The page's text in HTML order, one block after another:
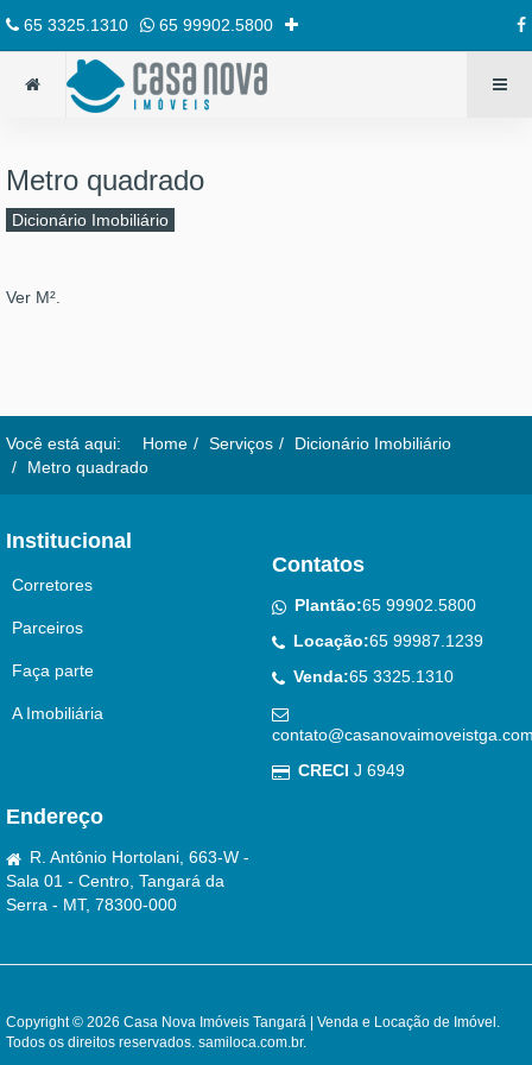
65 3325.1310 65 99902.5800
Metro quadrado
Dicionário Imobiliário
Ver M².
Você está aqui: Home Serviços
Dicionário Imobiliário
Metro quadrado
Institucional
Corretores
Parceiros
Faça parte
A Imobiliária
Contatos
Plantão:65 99902.5800
Locação:65 99987.1239
Venda:65 3325.1310
CRECI J 6949
Endereço
R. Antônio Hortolani, 663-W -
Sala 01 - Centro, Tangará da
Serra - MT, 78300-000
Copyright © 2026 Casa Nova Imóveis Tangará | Venda e Locação de Imóvel.
Todos os direitos reservados. samiloca.com.br.